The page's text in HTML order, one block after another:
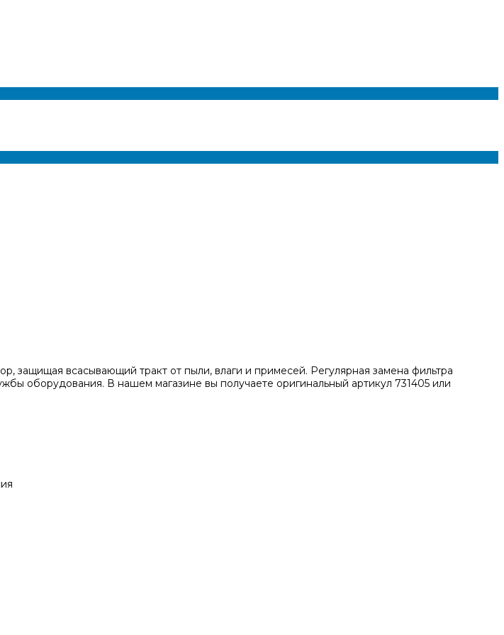
защищая всасывающий тракт от пыли, влаги и примесей. Регулярная замена фильтра
оборудования. В нашем магазине вы получаете оригинальный артикул 731405 или